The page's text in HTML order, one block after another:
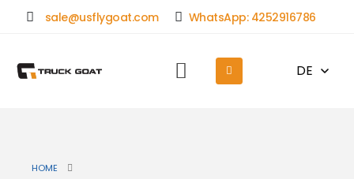
sale@usflygoat.com WhatsApp: 4252916786
DE
HOME